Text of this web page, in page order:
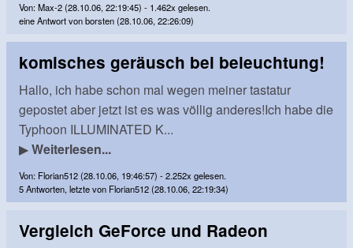
Von: Max-2 (28.10.06, 22:19:45) - 1.462x gelesen.
eine Antwort von borsten (28.10.06, 22:26:09)
komisches geräusch bei beleuchtung!
Hallo, ich habe schon mal wegen meiner tastatur
gepostet aber jetzt ist es was völlig anderes!Ich habe die
Typhoon ILLUMINATED K...
▶Weiterlesen...
Von: Florian512 (28.10.06, 19:46:57) - 2.252x gelesen.
5 Antworten, letzte von Florian512 (28.10.06, 22:19:34)
Vergleich GeForce und Radeon